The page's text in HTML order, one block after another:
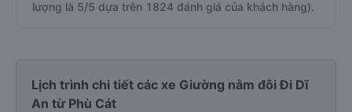
lượng là 5/5 dựa trên 1824 đánh giá của khách hàng).
Lịch trình chi tiết các xe Giường nằm đôi Đi Dĩ
An từ Phù Cát